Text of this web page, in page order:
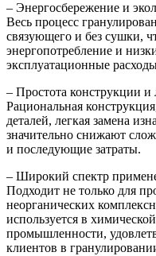
– Энергосбережение и
Весь процесс
связующего и без сушки,
энергопотребление и
эксплуатационные
– Простота конструкции и
Рациональная
деталей, легкая замена
значительно снижают
и последующие затраты.
– Широкий спектр
Подходит не только для
неорганических
используется в
промышленности,
клиентов в